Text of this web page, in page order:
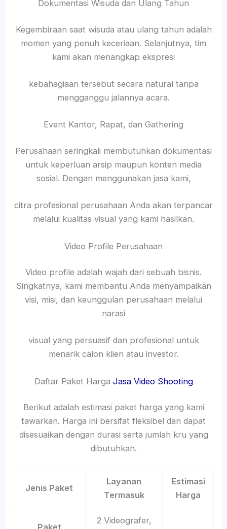
Dokumentasi Wisuda dan Ulang Tahun
Kegembiraan saat wisuda atau ulang tahun adalah
momen yang penuh keceriaan. Selanjutnya, tim
kami akan menangkap ekspresi
kebahagiaan tersebut secara natural tanpa
mengganggu jalannya acara.
Event Kantor, Rapat, dan Gathering
Perusahaan seringkali membutuhkan dokumentasi
untuk keperluan arsip maupun konten media
sosial. Dengan menggunakan jasa kami,
citra profesional perusahaan Anda akan terpancar
melalui kualitas visual yang kami hasilkan.
Video Profile Perusahaan
Video profile adalah wajah dari sebuah bisnis.
Singkatnya, kami membantu Anda menyampaikan
visi, misi, dan keunggulan perusahaan melalui
narasi
visual yang persuasif dan profesional untuk
menarik calon klien atau investor.
Daftar Paket Harga Jasa Video Shooting
Berikut adalah estimasi paket harga yang kami
tawarkan. Harga ini bersifat fleksibel dan dapat
disesuaikan dengan durasi serta jumlah kru yang
dibutuhkan.
Jenis Paket
Layanan
Termasuk
Estimasi
Harga
2 Videografer,